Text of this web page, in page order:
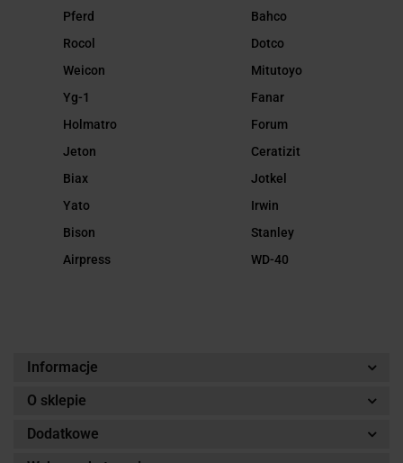
Pferd
Rocol
Weicon
Yg-1
Holmatro
Jeton
Biax
Yato
Bison
Airpress
Bahco
Dotco
Mitutoyo
Fanar
Forum
Ceratizit
Jotkel
Irwin
Stanley
WD-40
Informacje
O sklepie
Dodatkowe